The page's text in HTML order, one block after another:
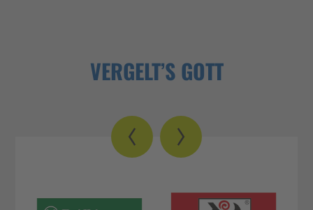
VERGELT’S GOTT